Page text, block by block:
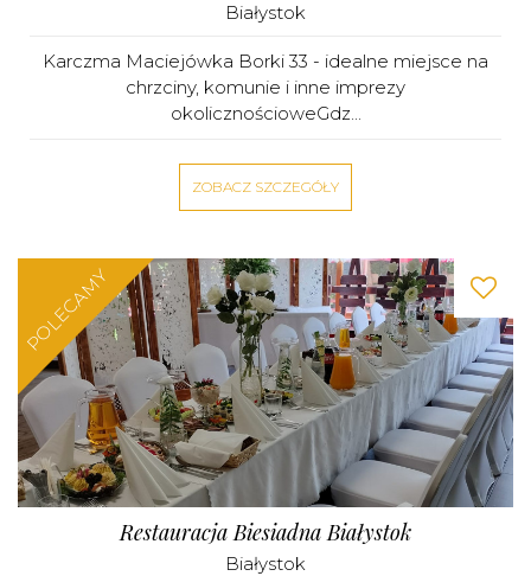
Białystok
Karczma Maciejówka Borki 33 - idealne miejsce na
chrzciny, komunie i inne imprezy
okolicznościoweGdz...
ZOBACZ SZCZEGÓŁY
POLECAMY
Restauracja Biesiadna Białystok
Białystok